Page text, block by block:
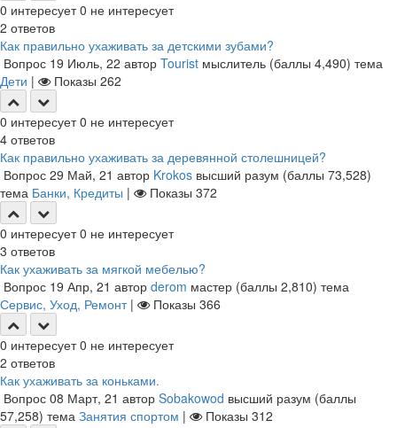
0 интересует 0 не интересует
2 ответов
Как правильно ухаживать за детскими зубами?
Вопрос 19 Июль, 22 автор Tourist мыслитель (баллы 4,490) тема
Дети | Показы 262
0 интересует 0 не интересует
4 ответов
Как правильно ухаживать за деревянной столешницей?
Вопрос 29 Май, 21 автор Krokos высший разум (баллы 73,528)
тема Банки, Кредиты | Показы 372
0 интересует 0 не интересует
3 ответов
Как ухаживать за мягкой мебелью?
Вопрос 19 Апр, 21 автор derom мастер (баллы 2,810) тема
Сервис, Уход, Ремонт | Показы 366
0 интересует 0 не интересует
2 ответов
Как ухаживать за коньками.
Вопрос 08 Март, 21 автор Sobakowod высший разум (баллы
57,258) тема Занятия спортом | Показы 312